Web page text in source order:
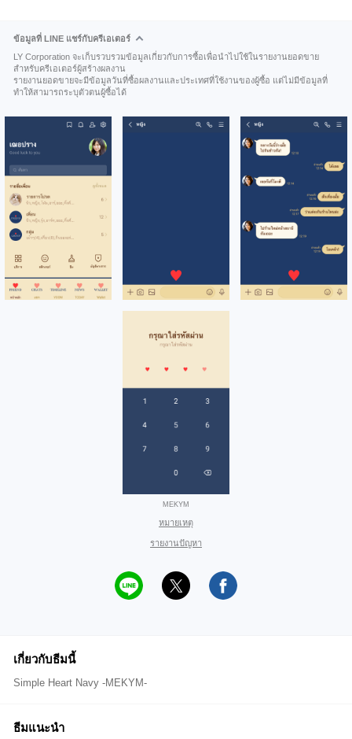
ข้อมูลที่ LINE แชร์กับครีเอเตอร์
LY Corporation จะเก็บรวบรวมข้อมูลเกี่ยวกับการซื้อเพื่อนำไปใช้ในรายงานยอดขาย
สำหรับครีเอเตอร์ผู้สร้างผลงาน
รายงานยอดขายจะมีข้อมูลวันที่ซื้อผลงานและประเทศที่ใช้งานของผู้ซื้อ แต่ไม่มีข้อมูลที่
ทำให้สามารถระบุตัวตนผู้ซื้อได้
MEKYM
หมายเหตุ
รายงานปัญหา
เกี่ยวกับธีมนี้
Simple Heart Navy -MEKYM-
ธีมแนะนำ